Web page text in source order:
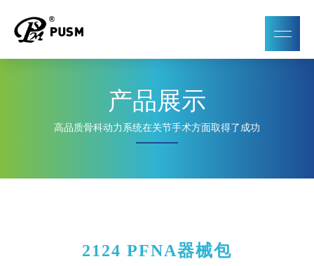
产品展示
高品质骨科动力系统在关节手术方面取得了成功
2124 PFNA器械包